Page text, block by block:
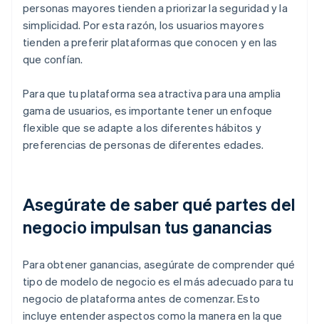
personas mayores tienden a priorizar la seguridad y la
simplicidad. Por esta razón, los usuarios mayores
tienden a preferir plataformas que conocen y en las
que confían.
Para que tu plataforma sea atractiva para una amplia
gama de usuarios, es importante tener un enfoque
flexible que se adapte a los diferentes hábitos y
preferencias de personas de diferentes edades.
Asegúrate de saber qué partes del
negocio impulsan tus ganancias
Para obtener ganancias, asegúrate de comprender qué
tipo de modelo de negocio es el más adecuado para tu
negocio de plataforma antes de comenzar. Esto
incluye entender aspectos como la manera en la que